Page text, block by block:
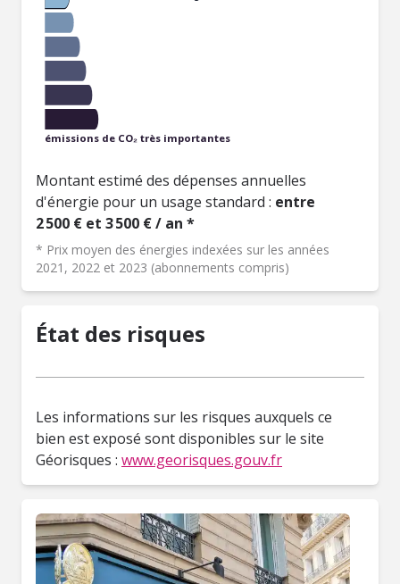
émissions de CO₂ très importantes
Montant estimé des dépenses annuelles
d'énergie pour un usage standard : entre
2 500 € et 3 500 € / an *
* Prix moyen des énergies indexées sur les années
2021, 2022 et 2023 (abonnements compris)
État des risques
Les informations sur les risques auxquels ce
bien est exposé sont disponibles sur le site
Géorisques : www.georisques.gouv.fr